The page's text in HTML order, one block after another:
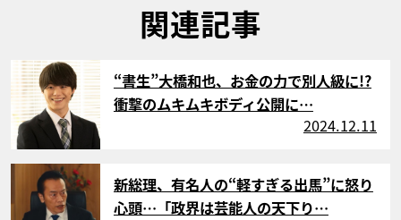
関連記事
サムネイル
“書生”大橋和也、お金の力で別人級に!?
衝撃のムキムキボディ公開に…
2024.12.11
サムネイル
新総理、有名人の“軽すぎる出馬”に怒り
心頭…「政界は芸能人の天下り…